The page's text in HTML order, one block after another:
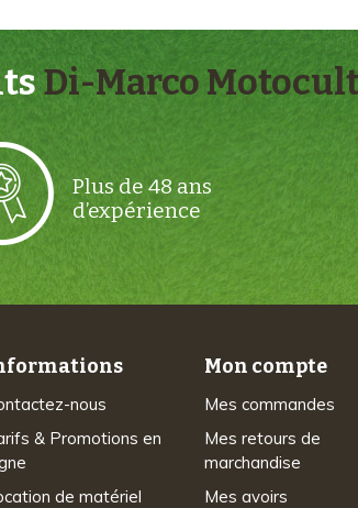
Di-Marco
Plus de 48 ans
d’expérience
nous
& Promotions en
de matériel
Mon compte
Mes commandes
Mes retours de
marchandise
Mes avoirs